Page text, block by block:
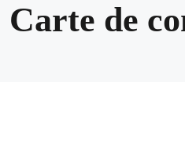
Carte de